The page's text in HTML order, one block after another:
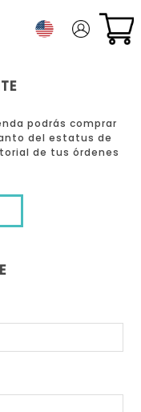
podrás comprar
del estatus de
de tus órdenes